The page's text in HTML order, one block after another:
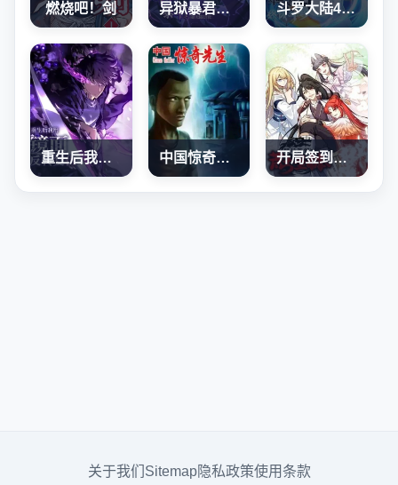
燃烧吧！剑 异狱暴君：我的影子能无限进化 斗罗大陆4终极斗罗
重生后我用镜面反转复仇 中国惊奇先生 开局签到荒古圣体
关于我们 Sitemap隐私政策使用条款